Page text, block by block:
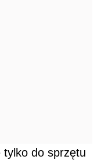
tylko do sprzętu